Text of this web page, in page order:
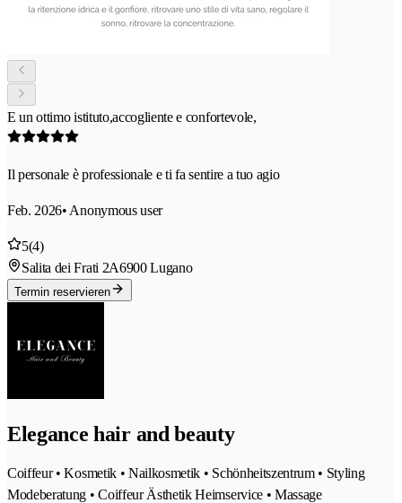
E un ottimo istituto,accogliente e confortevole,
Il personale è professionale e ti fa sentire a tuo agio
Feb. 2026• Anonymous user
5(4)
Salita dei Frati 2A6900 Lugano
Termin reservieren
Elegance hair and beauty
Coiffeur • Kosmetik • Nailkosmetik • Schönheitszentrum • Styling
Modeberatung • Coiffeur Ästhetik Heimservice • Massage